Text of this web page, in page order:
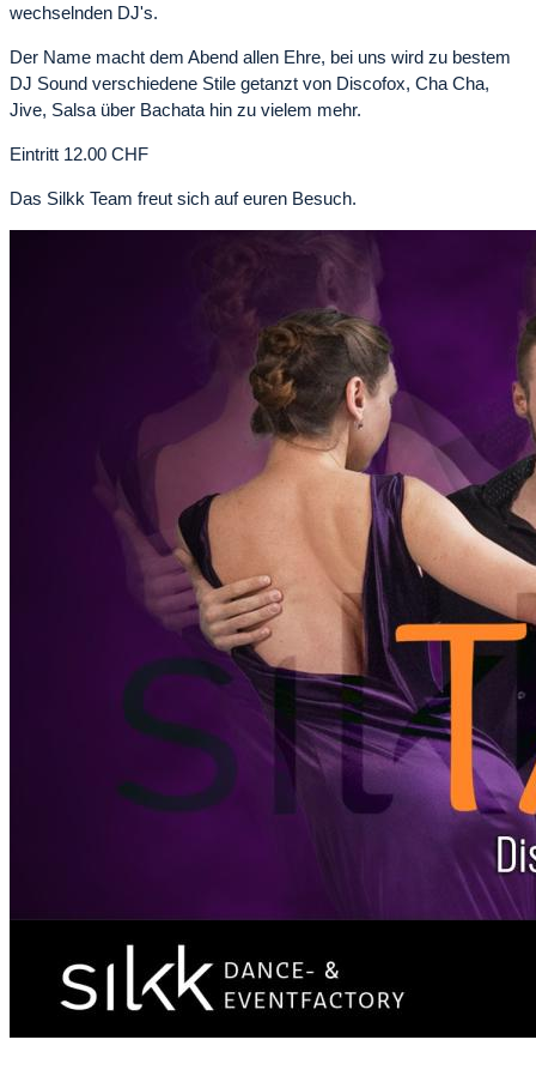
wechselnden DJ's.
Der Name macht dem Abend allen Ehre, bei uns wird zu bestem
DJ Sound verschiedene Stile getanzt von Discofox, Cha Cha,
Jive, Salsa über Bachata hin zu vielem mehr.
Eintritt 12.00 CHF
Das Silkk Team freut sich auf euren Besuch.